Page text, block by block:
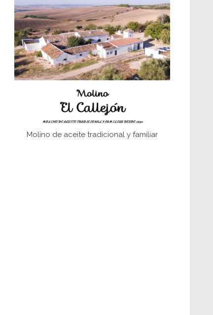
fundaciones de Bornos
El Frente Popular. Ubrique, febrero-julio
1936
Juntar las letras. La alfabetización en el
campo: del afán de saber a la
Historia y vivencias del poblado de Los
Molino de aceite tradicional y familiar